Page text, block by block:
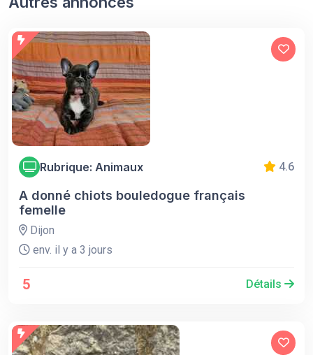
Rubrique: Animaux 4.6
A donné chiots bouledogue français
femelle
Dijon
env. il y a 3 jours
5 Détails